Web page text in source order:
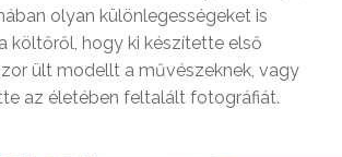
olyan különlegességeket is
költőről, hogy ki készítette első
ült modellt a művészeknek, vagy
az életében feltalált fotográfiát.